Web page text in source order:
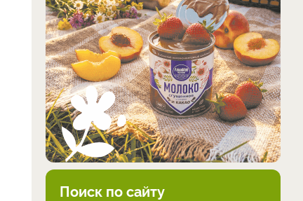
Поиск по сайту